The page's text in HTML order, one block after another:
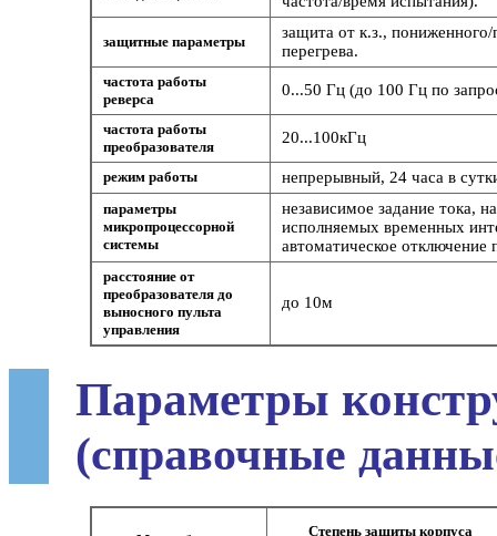
защитные параметры
защита от к.з.,
перегрева.
частота работы
реверса
0...50 Гц (до 100 Гц по
частота работы
преобразователя
20...100кГц
режим работы непрерывный, 24 часа в
параметры
микропроцессорной
системы
независимое задание тока,
исполняемых временных
автоматическое
расстояние от
преобразователя до
выносного пульта
управления
до 10м
Параметры
(справочные
Степень защиты корпуса